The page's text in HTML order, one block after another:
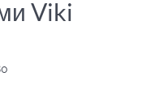
Viki